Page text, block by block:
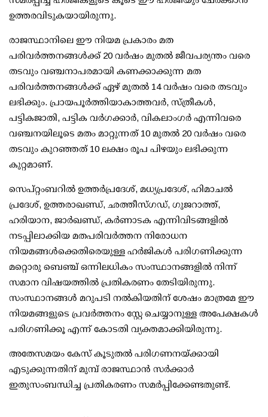
ഉത്തരവിടുകയായിരുന്നു.
രാജസ്ഥാനിലെ ഈ നിയമ പ്രകാരം മത
പരിവര്‍ത്തനങ്ങള്‍ക്ക് 20 വര്‍ഷം മുതല്‍ ജീവപര്യന്തം വരെ
തടവും വഞ്ചനാപരമായി കണക്കാക്കുന്ന മത
പരിവര്‍ത്തനങ്ങള്‍ക്ക് ഏഴ് മുതല്‍ 14 വര്‍ഷം വരെ തടവും
ലഭിക്കും. പ്രായപൂര്‍ത്തിയാകാത്തവര്‍, സ്ത്രീകള്‍,
പട്ടികജാതി, പട്ടിക വര്‍ഗക്കാര്‍, വികലാംഗര്‍ എന്നിവരെ
വഞ്ചനയിലൂടെ മതം മാറ്റുന്നത് 10 മുതല്‍ 20 വര്‍ഷം വരെ
തടവും കുറഞ്ഞത് 10 ലക്ഷം രൂപ പിഴയും ലഭിക്കുന്ന
കുറ്റമാണ്.
സെപ്റ്റംബറില്‍ ഉത്തര്‍പ്രദേശ്, മധ്യപ്രദേശ്, ഹിമാചല്‍
പ്രദേശ്, ഉത്തരാഖണ്ഡ്, ഛത്തീസ്ഗഡ്, ഗുജറാത്ത്,
ഹരിയാന, ജാര്‍ഖണ്ഡ്, കര്‍ണാടക എന്നിവിടങ്ങളില്‍
നടപ്പിലാക്കിയ മതപരിവര്‍ത്തന നിരോധന
നിയമങ്ങള്‍ക്കെതിരെയുള്ള ഹര്‍ജികള്‍ പരിഗണിക്കുന്ന
മറ്റൊരു ബെഞ്ച് ഒന്നിലധികം സംസ്ഥാനങ്ങളില്‍ നിന്ന്
സമാന വിഷയത്തില്‍ പ്രതികരണം തേടിയിരുന്നു.
സംസ്ഥാനങ്ങള്‍ മറുപടി നല്‍കിയതിന് ശേഷം മാത്രമേ ഈ
നിയമങ്ങളുടെ പ്രവര്‍ത്തനം സ്റ്റേ ചെയ്യാനുള്ള അപേക്ഷകള്‍
പരിഗണിക്കൂ എന്ന് കോടതി വ്യക്തമാക്കിയിരുന്നു.
അതേസമയം കേസ് കൂടുതല്‍ പരിഗണനയ്ക്കായി
എടുക്കുന്നതിന് മുമ്പ് രാജസ്ഥാന്‍ സര്‍ക്കാര്‍
ഇതുസംബന്ധിച്ച പ്രതികരണം സമര്‍പ്പിക്കേണ്ടതുണ്ട്.